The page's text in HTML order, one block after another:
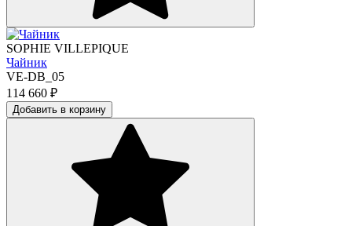
SOPHIE VILLEPIQUE
Чайник
VE-DB_05
114 660 ₽
Добавить в корзину